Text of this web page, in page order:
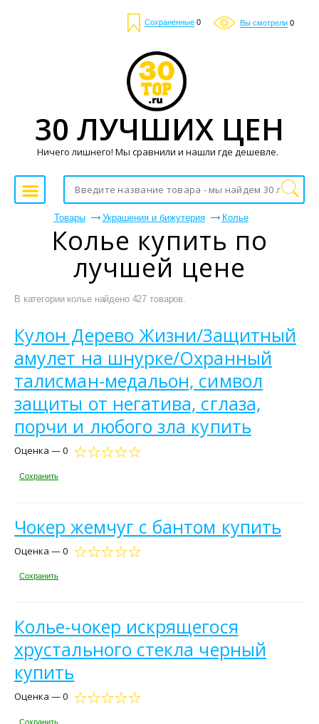
Сохраненные 0 Вы смотрели 0
Товары Украшения и бижутерия Колье
Колье купить по
лучшей цене
В категории колье найдено 427 товаров.
Кулон Дерево Жизни/Защитный
амулет на шнурке/Охранный
талисман-медальон, символ
защиты от негатива, сглаза,
порчи и любого зла купить
Оценка — 0
Сохранить
Чокер жемчуг с бантом купить
Оценка — 0
Сохранить
Колье-чокер искрящегося
хрустального стекла черный
купить
Оценка — 0
Сохранить
30 ЛУЧШИХ ЦЕН
Ничего лишнего! Мы сравнили и нашли где дешевле.